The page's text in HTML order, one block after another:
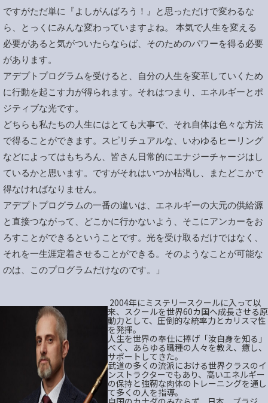
ですがただ単に『よしがんばろう！』と思っただけで変わるな
ら、とっくにみんな変わっていますよね。 本気で人生を変える
必要があると気がついたらならば、そのためのパワーを得る必要
があります。
アデプトプログラムを受けると、自分の人生を変革していくため
に行動を起こす力が得られます。それはつまり、エネルギーとポ
ジティブな光です。
どちらも私たちの人生にはとても大事で、それ自体は色々な方法
で得ることができます。スピリチュアルな、いわゆるヒーリング
などによってはもちろん、皆さん日常的にエナジーチャージはし
ているかと思います。ですがそれはいつか枯渇し、またどこかで
得なければなりません。
アデプトプログラムの一番の違いは、エネルギーの大元の供給源
と直接つながって、どこかに行かないよう、そこにアンカーをお
ろすことができるということです。光を受け取るだけではなく、
それを一生涯定着させることができる。そのようなことが可能な
のは、このプログラムだけなのです。」
2004年にミステリースクールに入って以
来、スクールを世界60カ国へ成長させる原
動力として、圧倒的な統率力とカリスマ性
を発揮。
人生を世界の奉仕に捧げ「汝自身を知る」
べく、あらゆる職種の人々を教え、癒し、
サポートしてきた。
武道の多くの流派における世界クラスのイ
ンストラクターでもあり、高いエネルギー
の保持と強靭な肉体のトレーニングを通し
て多くの人を指導。